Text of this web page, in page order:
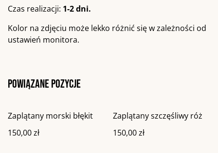
Czas realizacji: 1-2 dni.
Kolor na zdjęciu może lekko różnić się w zależności od
ustawień monitora.
Powiązane pozycje
Zaplątany morski błękit
150,00 zł
Zaplątany szczęśliwy róż
150,00 zł